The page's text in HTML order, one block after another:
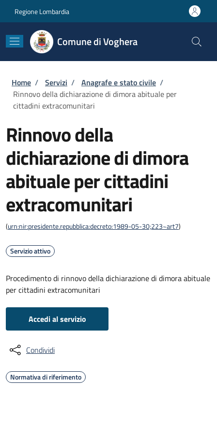
Regione Lombardia
Comune di Voghera
Briciole di pane
Home / Servizi / Anagrafe e stato civile /
Rinnovo della dichiarazione di dimora abituale per
cittadini extracomunitari
Rinnovo della
dichiarazione di dimora
abituale per cittadini
extracomunitari
(urn:nir:presidente.repubblica:decreto:1989-05-30;223~art7)
Servizio attivo
Procedimento di rinnovo della dichiarazione di dimora abituale
per cittadini extracomunitari
Accedi al servizio
Condividi
Normativa di riferimento